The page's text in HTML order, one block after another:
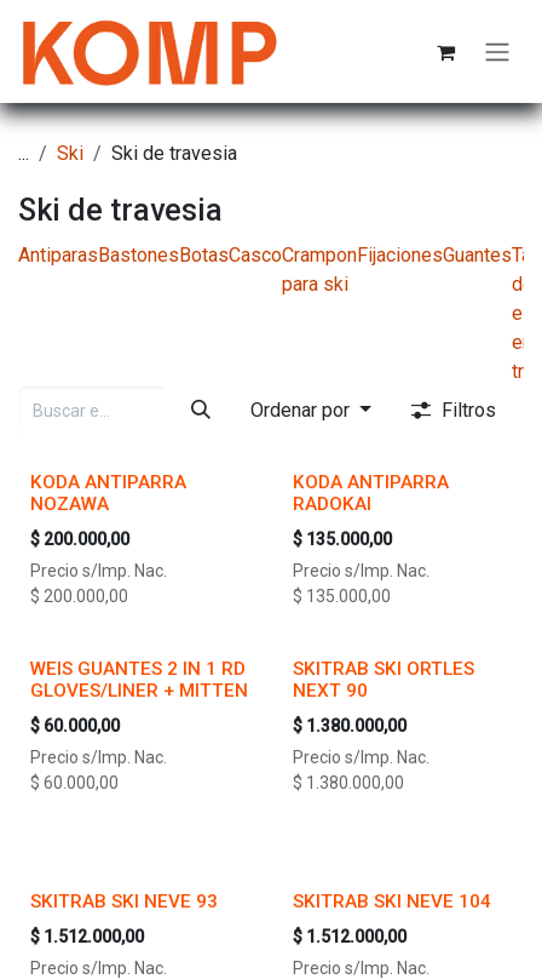
... Ski Ski de travesia
Ski de travesia
AntiparasBastonesBotasCascoCrampon
para ski
FijacionesGuantes
de
en
Ordenar por
Filtros
KODA ANTIPARRA
NOZAWA
$ 200.000,00
Precio s/Imp. Nac.
$ 200.000,00
KODA ANTIPARRA
RADOKAI
$ 135.000,00
Precio s/Imp. Nac.
$ 135.000,00
WEIS GUANTES 2 IN 1 RD
GLOVES/LINER + MITTEN
$ 60.000,00
Precio s/Imp. Nac.
$ 60.000,00
SKITRAB SKI ORTLES
NEXT 90
$ 1.380.000,00
Precio s/Imp. Nac.
$ 1.380.000,00
SKITRAB SKI NEVE 93
$ 1.512.000,00
Precio s/Imp. Nac.
SKITRAB SKI NEVE 104
$ 1.512.000,00
Precio s/Imp. Nac.